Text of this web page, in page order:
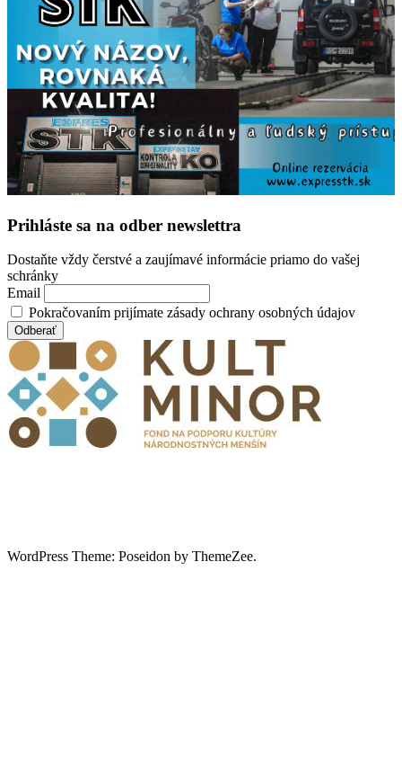
Prihláste sa na odber newslettra
Dostaňte vždy čerstvé a zaujímavé informácie priamo do vašej
schránky
Email
Pokračovaním prijímate zásady ochrany osobných údajov
WordPress Theme: Poseidon by ThemeZee.